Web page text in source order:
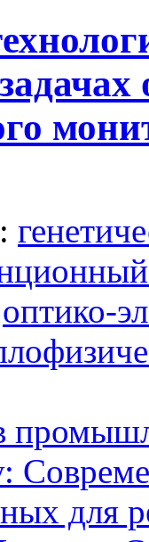
оптико-
для